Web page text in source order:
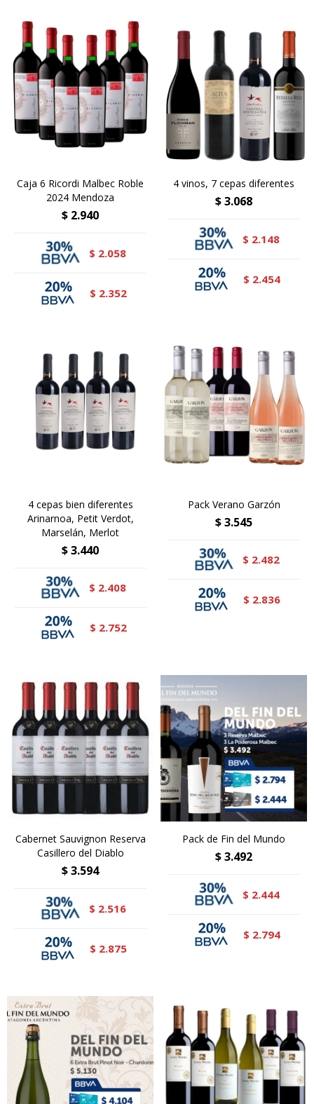
Caja 6 Ricordi Malbec Roble
2024 Mendoza
$ 2.940
$ 2.058
$ 2.352
4 vinos, 7 cepas diferentes
$3.068
$ 2.148
$ 2.454
4 cepas bien diferentes
Arinarnoa, Petit Verdot,
Marselán, Merlot
$3.440
$ 2.408
$ 2.752
Pack Verano Garzón
$3.545
$ 2.482
$ 2.836
Cabernet Sauvignon Reserva
Casillero del Diablo
$3.594
$ 2.516
$ 2.875
Pack de Fin del Mundo
$3.492
$ 2.444
$ 2.794